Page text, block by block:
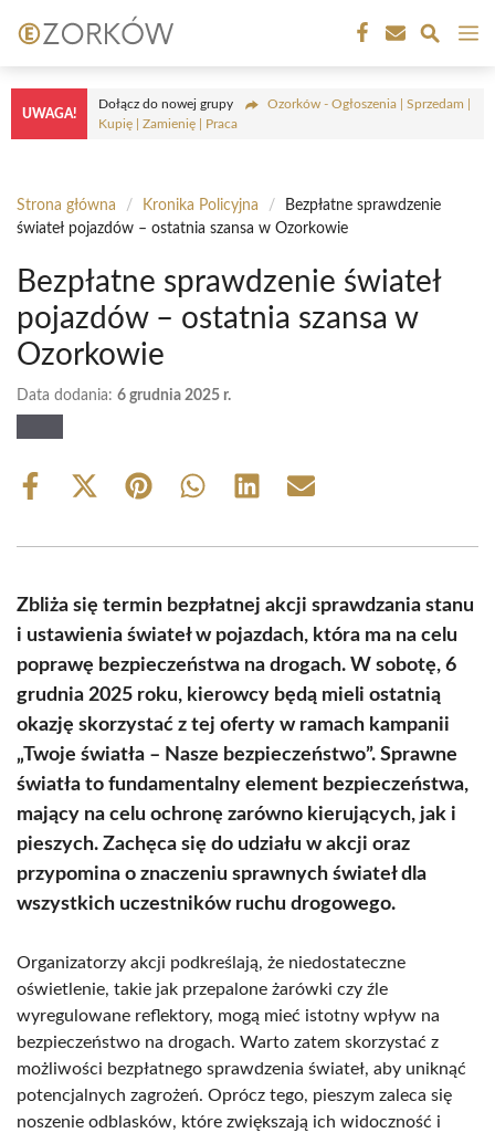
do
treści
UWAGA!
Dołącz do nowej grupy
Ozorków - Ogłoszenia | Sprzedam |
Kupię | Zamienię | Praca
Strona główna / Kronika Policyjna /
Bezpłatne sprawdzenie
świateł pojazdów – ostatnia szansa w Ozorkowie
Bezpłatne sprawdzenie świateł
pojazdów – ostatnia szansa w
Ozorkowie
Data dodania: 6 grudnia 2025 r.
Share
Share
(Twitter)
Share Share Share Share
Zbliża się termin bezpłatnej akcji sprawdzania stanu
i ustawienia świateł w pojazdach, która ma na celu
poprawę bezpieczeństwa na drogach. W sobotę, 6
grudnia 2025 roku, kierowcy będą mieli ostatnią
okazję skorzystać z tej oferty w ramach kampanii
„Twoje światła – Nasze bezpieczeństwo”. Sprawne
światła to fundamentalny element bezpieczeństwa,
mający na celu ochronę zarówno kierujących, jak i
pieszych. Zachęca się do udziału w akcji oraz
przypomina o znaczeniu sprawnych świateł dla
wszystkich uczestników ruchu drogowego.
Organizatorzy akcji podkreślają, że niedostateczne
oświetlenie, takie jak przepalone żarówki czy źle
wyregulowane reflektory, mogą mieć istotny wpływ na
bezpieczeństwo na drogach. Warto zatem skorzystać z
możliwości bezpłatnego sprawdzenia świateł, aby uniknąć
potencjalnych zagrożeń. Oprócz tego, pieszym zaleca się
noszenie odblasków, które zwiększają ich widoczność i